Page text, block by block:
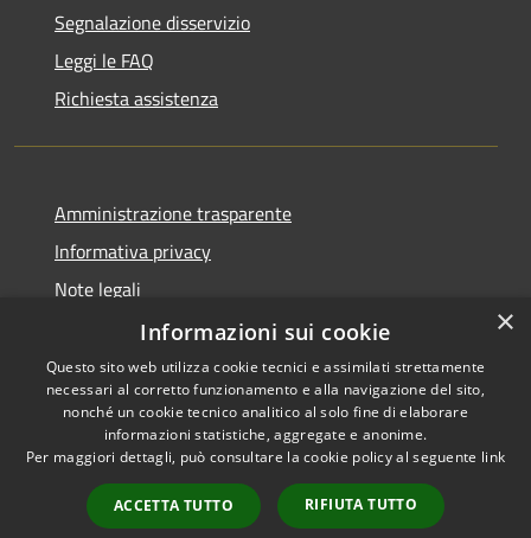
Segnalazione disservizio
Leggi le FAQ
Richiesta assistenza
Amministrazione trasparente
Informativa privacy
Note legali
Dichiarazione di accessibilità
RSS
Accessibilità
Copyright © 2026 • Comune di
Borghetto di Vara • Powered
byMunicipium
Accesso
×
Informazioni sui cookie
Questo sito web utilizza cookie tecnici e assimilati strettamente
necessari al corretto funzionamento e alla navigazione del sito,
nonché un cookie tecnico analitico al solo fine di elaborare
informazioni statistiche, aggregate e anonime.
Per maggiori dettagli, può consultare la cookie policy al seguente link
ACCETTA TUTTO RIFIUTA TUTTO